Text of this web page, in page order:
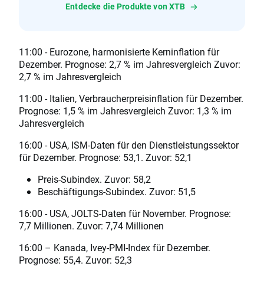
Entdecke die Produkte von XTB
11:00 - Eurozone, harmonisierte Kerninflation für
Dezember. Prognose: 2,7 % im Jahresvergleich Zuvor:
2,7 % im Jahresvergleich
11:00 - Italien, Verbraucherpreisinflation für Dezember.
Prognose: 1,5 % im Jahresvergleich Zuvor: 1,3 % im
Jahresvergleich
16:00 - USA, ISM-Daten für den Dienstleistungssektor
für Dezember. Prognose: 53,1. Zuvor: 52,1
Preis-Subindex. Zuvor: 58,2
Beschäftigungs-Subindex. Zuvor: 51,5
16:00 - USA, JOLTS-Daten für November. Prognose:
7,7 Millionen. Zuvor: 7,74 Millionen
16:00 – Kanada, Ivey-PMI-Index für Dezember.
Prognose: 55,4. Zuvor: 52,3